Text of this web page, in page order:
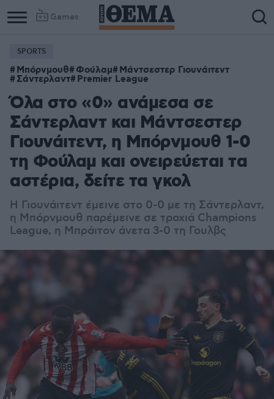
Games
SPORTS
Μπόρνμουθ Φούλαμ Μάντσεστερ Γιουνάιτεντ
Σάντερλαντ Premier League
Όλα στο «0» ανάμεσα σε
Σάντερλαντ και Μάντσεστερ
Γιουνάιτεντ, η Μπόρνμουθ 1-0
τη Φούλαμ και ονειρεύεται τα
αστέρια, δείτε τα γκολ
Η Γιουνάιτεντ έμεινε στο 0-0 με τη Σάντερλαντ,
η Μπόρνμουθ παρέμεινε σε τροχιά Champions
League, η Μπράιτον άνετα 3-0 τη Γουλβς